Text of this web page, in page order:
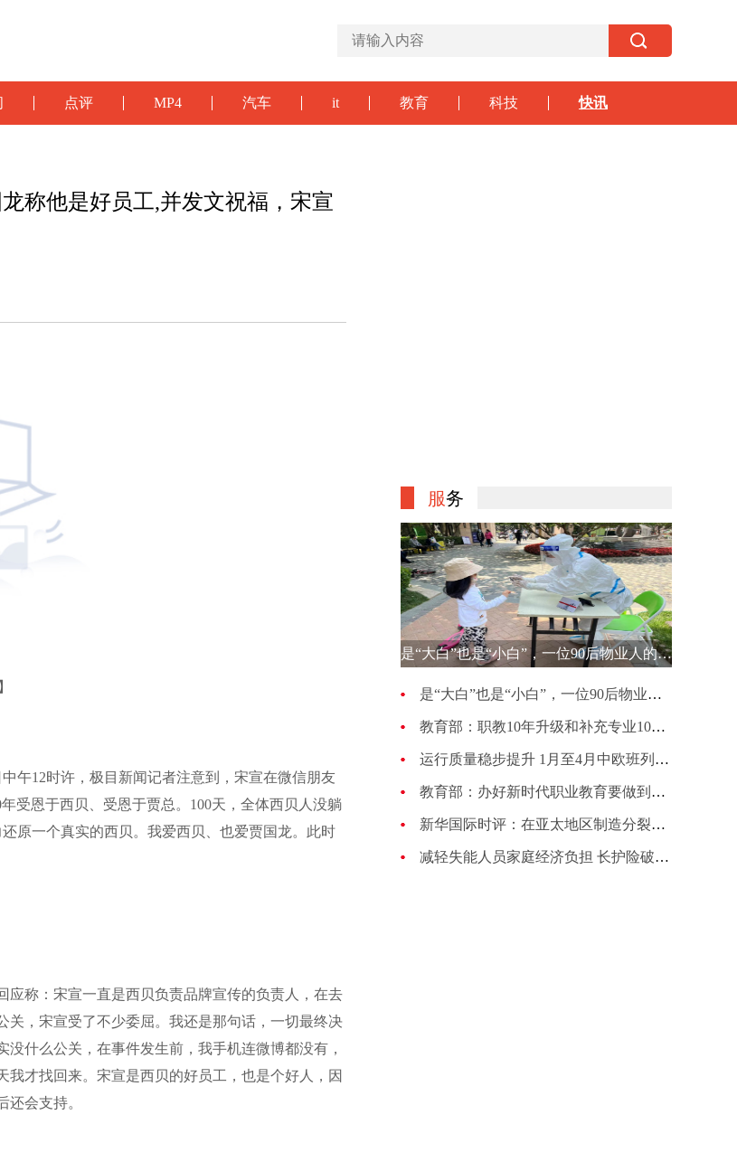
点评 MP4 汽车 it 教育 科技 快讯
称他是好员工,并发文祝福，宋宣
午12时许，极目新闻记者注意到，宋宣在微信朋友
受恩于西贝、受恩于贾总。100天，全体西贝人没躺
原一个真实的西贝。我爱西贝、也爱贾国龙。此时
称：宋宣一直是西贝负责品牌宣传的负责人，在去
，宋宣受了不少委屈。我还是那句话，一切最终决
什么公关，在事件发生前，我手机连微博都没有，
才找回来。宋宣是西贝的好员工，也是个好人，因
会支持。
服务
是“大白”也是“小白”，一位90后物业人的选择
是“大白”也是“小白”，一位90后物业人的选择
教育部：职教10年升级和补充专业1007种 更新幅度超70%
运行质量稳步提升 1月至4月中欧班列累计开行4813列
教育部：办好新时代职业教育要做到五个“必须坚持”
新华国际时评：在亚太地区制造分裂对抗的图谋注定失败
减轻失能人员家庭经济负担 长护险破局养老困境